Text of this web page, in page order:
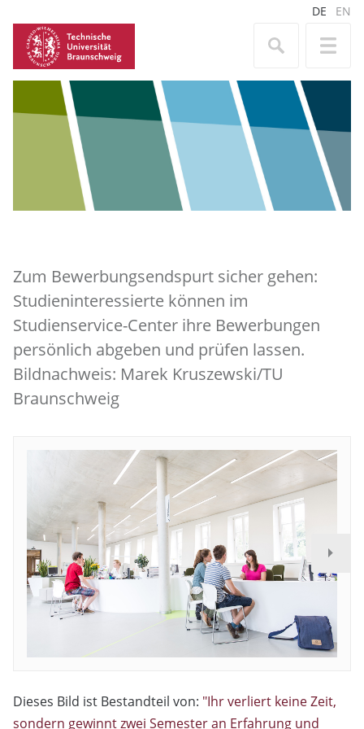
DE EN
Zum Bewerbungsendspurt sicher gehen:
Studieninteressierte können im
Studienservice-Center ihre Bewerbungen
persönlich abgeben und prüfen lassen.
Bildnachweis: Marek Kruszewski/TU
Braunschweig
Dieses Bild ist Bestandteil von: "Ihr verliert keine Zeit,
sondern gewinnt zwei Semester an Erfahrung und